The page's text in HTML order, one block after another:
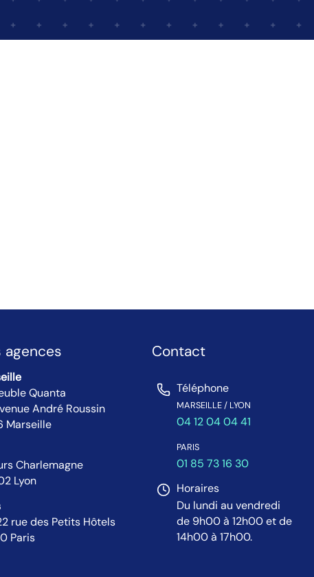
agences
Quanta
André Roussin
Marseille
Charlemagne
Lyon
rue des Petits Hôtels
Paris
Contact
Téléphone
MARSEILLE / LYON
04 12 04 04 41
PARIS
01 85 73 16 30
Horaires
Du lundi au vendredi
de 9h00 à 12h00 et de
14h00 à 17h00.